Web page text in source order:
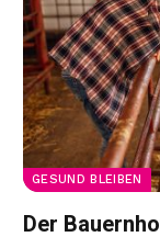
GESUND BLEIBEN
Der